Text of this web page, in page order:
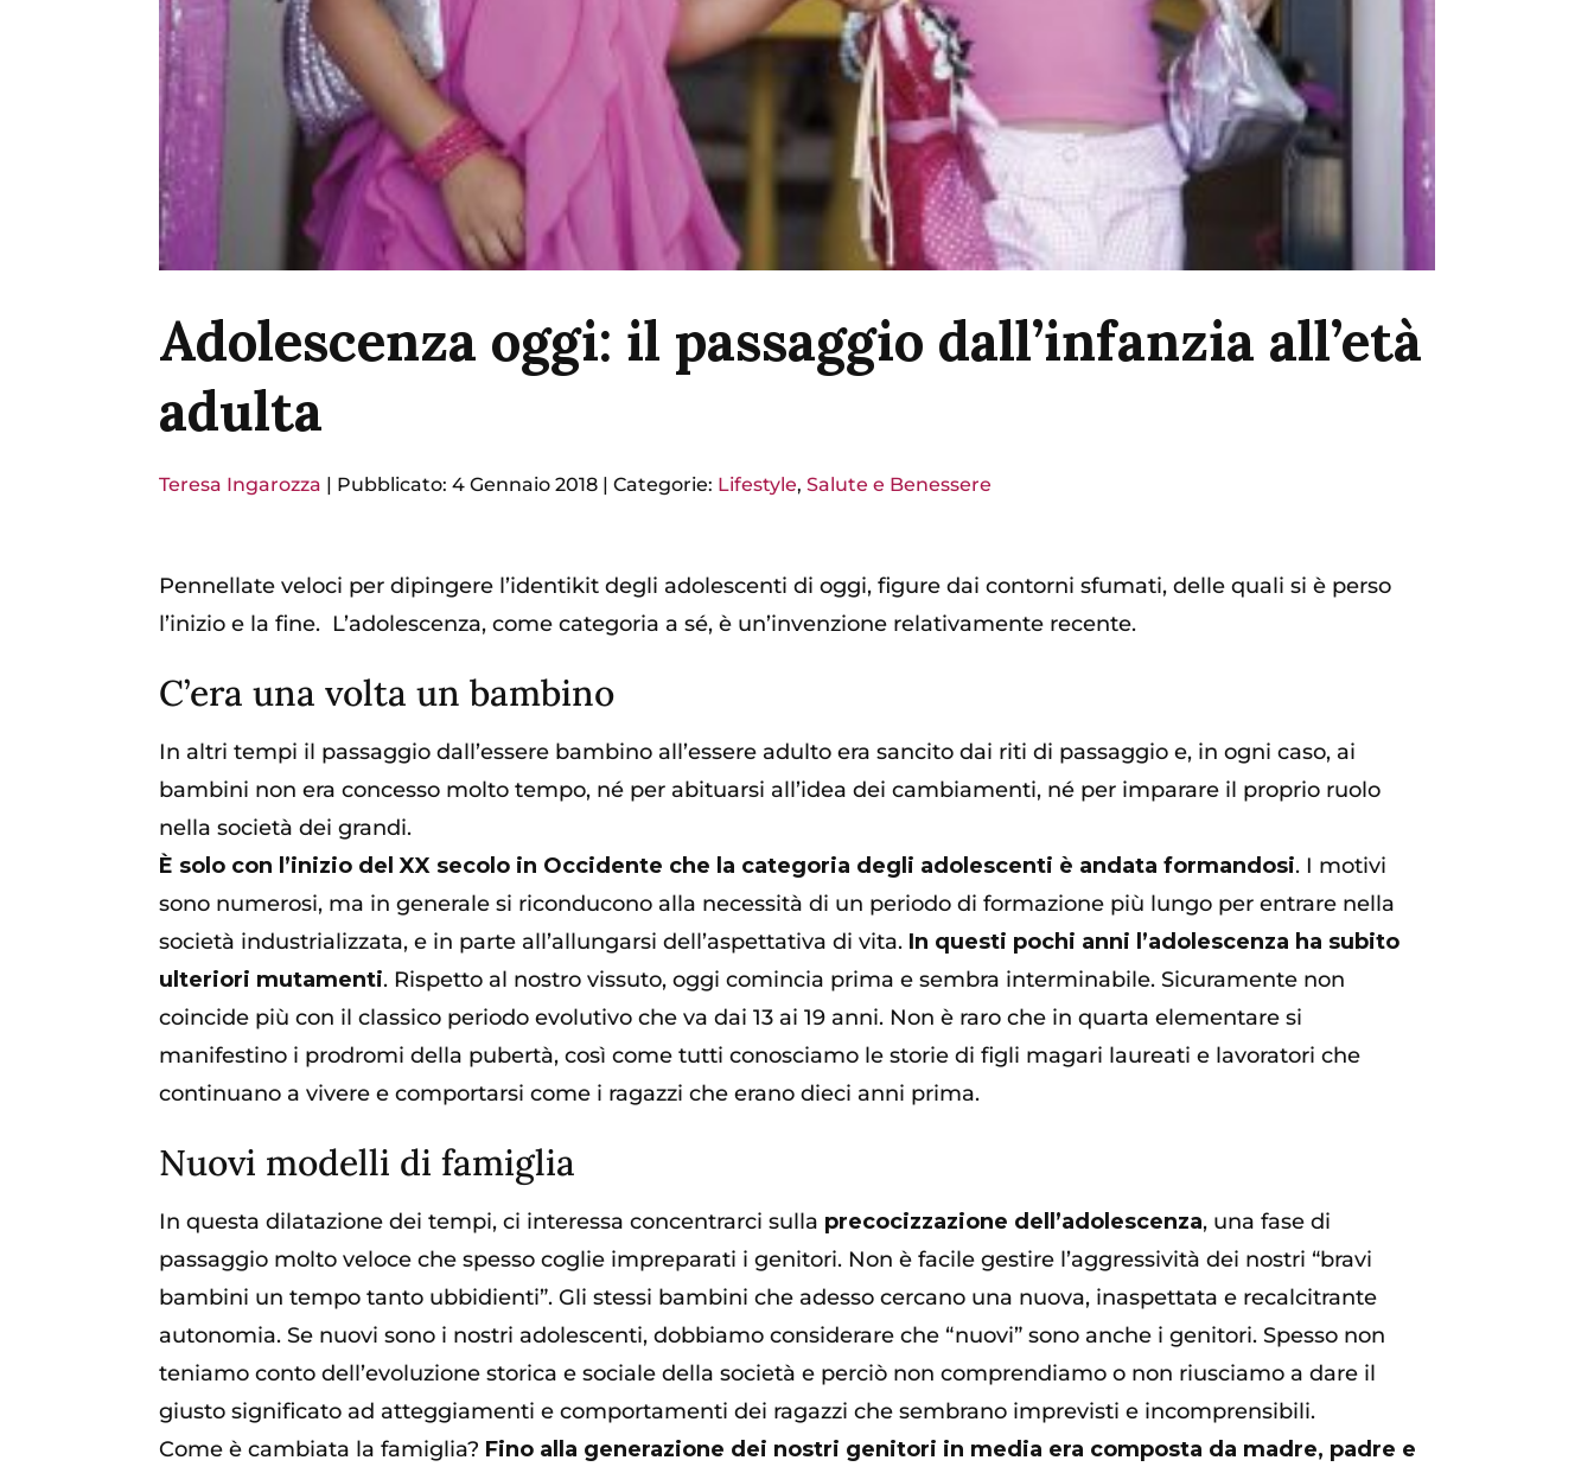
Adolescenza oggi: il passaggio dall’infanzia all’età
adulta
Teresa Ingarozza | Pubblicato: 4 Gennaio 2018 |Categorie: Lifestyle,Salute e Benessere
Pennellate veloci per dipingere l’identikit degli adolescenti di oggi, figure dai contorni sfumati, delle quali si è perso
l’inizio e la fine. L’adolescenza, come categoria a sé, è un’invenzione relativamente recente.
C’era una volta un bambino
In altri tempi il passaggio dall’essere bambino all’essere adulto era sancito dai riti di passaggio e, in ogni caso, ai
bambini non era concesso molto tempo, né per abituarsi all’idea dei cambiamenti, né per imparare il proprio ruolo
nella società dei grandi.
È solo con l’inizio del XX secolo in Occidente che la categoria degli adolescenti è andata formandosi. I motivi
sono numerosi, ma in generale si riconducono alla necessità di un periodo di formazione più lungo per entrare nella
società industrializzata, e in parte all’allungarsi dell’aspettativa di vita. In questi pochi anni l’adolescenza ha subito
ulteriori mutamenti. Rispetto al nostro vissuto, oggi comincia prima e sembra interminabile. Sicuramente non
coincide più con il classico periodo evolutivo che va dai 13 ai 19 anni. Non è raro che in quarta elementare si
manifestino i prodromi della pubertà, così come tutti conosciamo le storie di figli magari laureati e lavoratori che
continuano a vivere e comportarsi come i ragazzi che erano dieci anni prima.
Nuovi modelli di famiglia
In questa dilatazione dei tempi, ci interessa concentrarci sulla precocizzazione dell’adolescenza, una fase di
passaggio molto veloce che spesso coglie impreparati i genitori. Non è facile gestire l’aggressività dei nostri “bravi
bambini un tempo tanto ubbidienti”. Gli stessi bambini che adesso cercano una nuova, inaspettata e recalcitrante
autonomia. Se nuovi sono i nostri adolescenti, dobbiamo considerare che “nuovi” sono anche i genitori. Spesso non
teniamo conto dell’evoluzione storica e sociale della società e perciò non comprendiamo o non riusciamo a dare il
giusto significato ad atteggiamenti e comportamenti dei ragazzi che sembrano imprevisti e incomprensibili.
Come è cambiata la famiglia? Fino alla generazione dei nostri genitori in media era composta da madre, padre e